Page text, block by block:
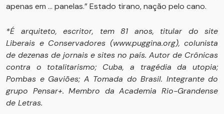
apenas em ... panelas.” Estado tirano, nação pelo cano.
*É arquiteto, escritor, tem 81 anos, titular do site
Liberais e Conservadores (www.puggina.org), colunista
de dezenas de jornais e sites no país. Autor de Crônicas
contra o totalitarismo; Cuba, a tragédia da utopia;
Pombas e Gaviões; A Tomada do Brasil. Integrante do
grupo Pensar+. Membro da Academia Rio-Grandense
de Letras.